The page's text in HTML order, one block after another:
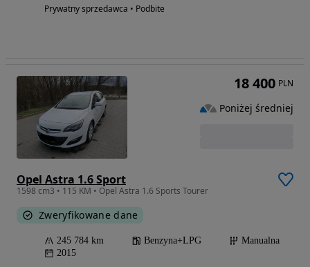
Prywatny sprzedawca • Podbite
Opel Astra 1.6 Sport
1598 cm3 • 115 KM • Opel Astra 1.6 Sports Tourer
Zweryfikowane dane
245 784 km Benzyna+LPG
Manualna
2015
18 400 PLN
Poniżej średniej